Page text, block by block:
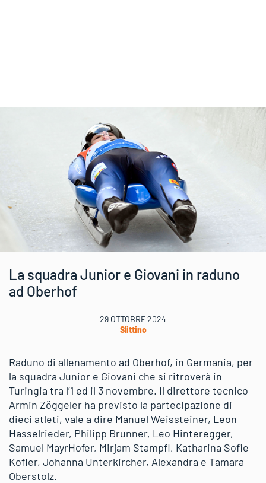
La squadra Junior e Giovani in raduno
ad Oberhof
29 OTTOBRE 2024
Slittino
Raduno di allenamento ad Oberhof, in Germania, per
la squadra Junior e Giovani che si ritroverà in
Turingia tra l’1 ed il 3 novembre. Il direttore tecnico
Armin Zöggeler ha previsto la partecipazione di
dieci atleti, vale a dire Manuel Weissteiner, Leon
Hasselrieder, Philipp Brunner, Leo Hinteregger,
Samuel MayrHofer, Mirjam Stampfl, Katharina Sofie
Kofler, Johanna Unterkircher, Alexandra e Tamara
Oberstolz.